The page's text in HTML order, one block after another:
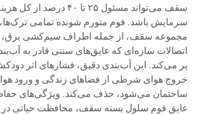
سقف می‌تواند مسئول ۲۵ تا ۴۰
سرمایش باشد. فوم متورم شونده تمامی
مجموعه سقف، از جمله اطراف سیم‌کشی برق،
اتصالات سازه‌ای که عایق‌های سنتی قادر به
پر می‌کند. این آب‌بندی دقیق، فشارهای اثر
خروج هوای شرطی از فضاهای زندگی و ورود
ساختمان می‌شود، حذف می‌کند. ویژگی‌های
عایق فوم سلول بسته سقف، محافظت حیاتی در